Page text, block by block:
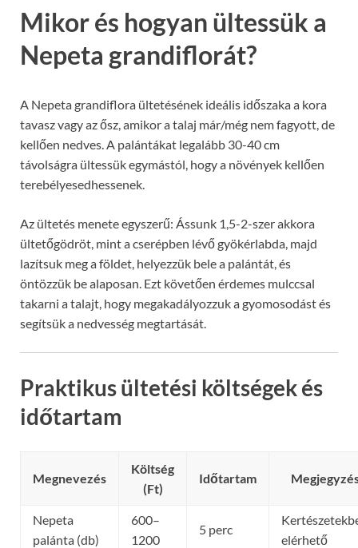
Mikor és hogyan ültessük a
Nepeta grandiflorát?
A Nepeta grandiflora ültetésének ideális időszaka a kora
tavasz vagy az ősz, amikor a talaj már/még nem fagyott, de
kellően nedves. A palántákat legalább 30-40 cm
távolságra ültessük egymástól, hogy a növények kellően
terebélyesedhessenek.
Az ültetés menete egyszerű: Ássunk 1,5-2-szer akkora
ültetőgödröt, mint a cserépben lévő gyökérlabda, majd
lazítsuk meg a földet, helyezzük bele a palántát, és
öntözzük be alaposan. Ezt követően érdemes mulccsal
takarni a talajt, hogy megakadályozzuk a gyomosodást és
segítsük a nedvesség megtartását.
Praktikus ültetési költségek és
időtartam
Megnevezés
Költség
(Ft)
Időtartam
Nepeta
palánta (db)
600–
1200
5 perc
elérhető